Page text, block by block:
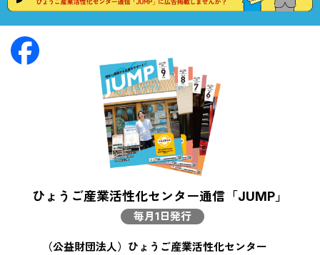
ひょうご産業活性化センター通信「JUMP」
毎月1日発行
（公益財団法人）ひょうご産業活性化センター